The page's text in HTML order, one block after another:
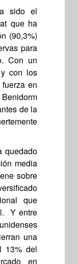
sido el
que ha
(90,3%)
para
Con un
con los
en
de la
quedado
media
sobre
que
Y entre
una
13% del
en